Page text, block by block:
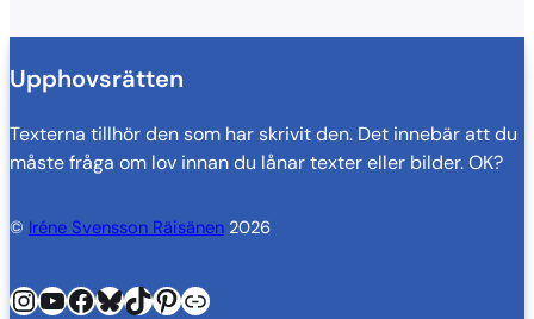
Upphovsrätten
Texterna tillhör den som har skrivit den. Det innebär att du
måste fråga om lov innan du lånar texter eller bilder. OK?
© Iréne Svensson Räisänen 2026
InstagramYouTube Facebook Bluesky TikTok Pinterest Länk